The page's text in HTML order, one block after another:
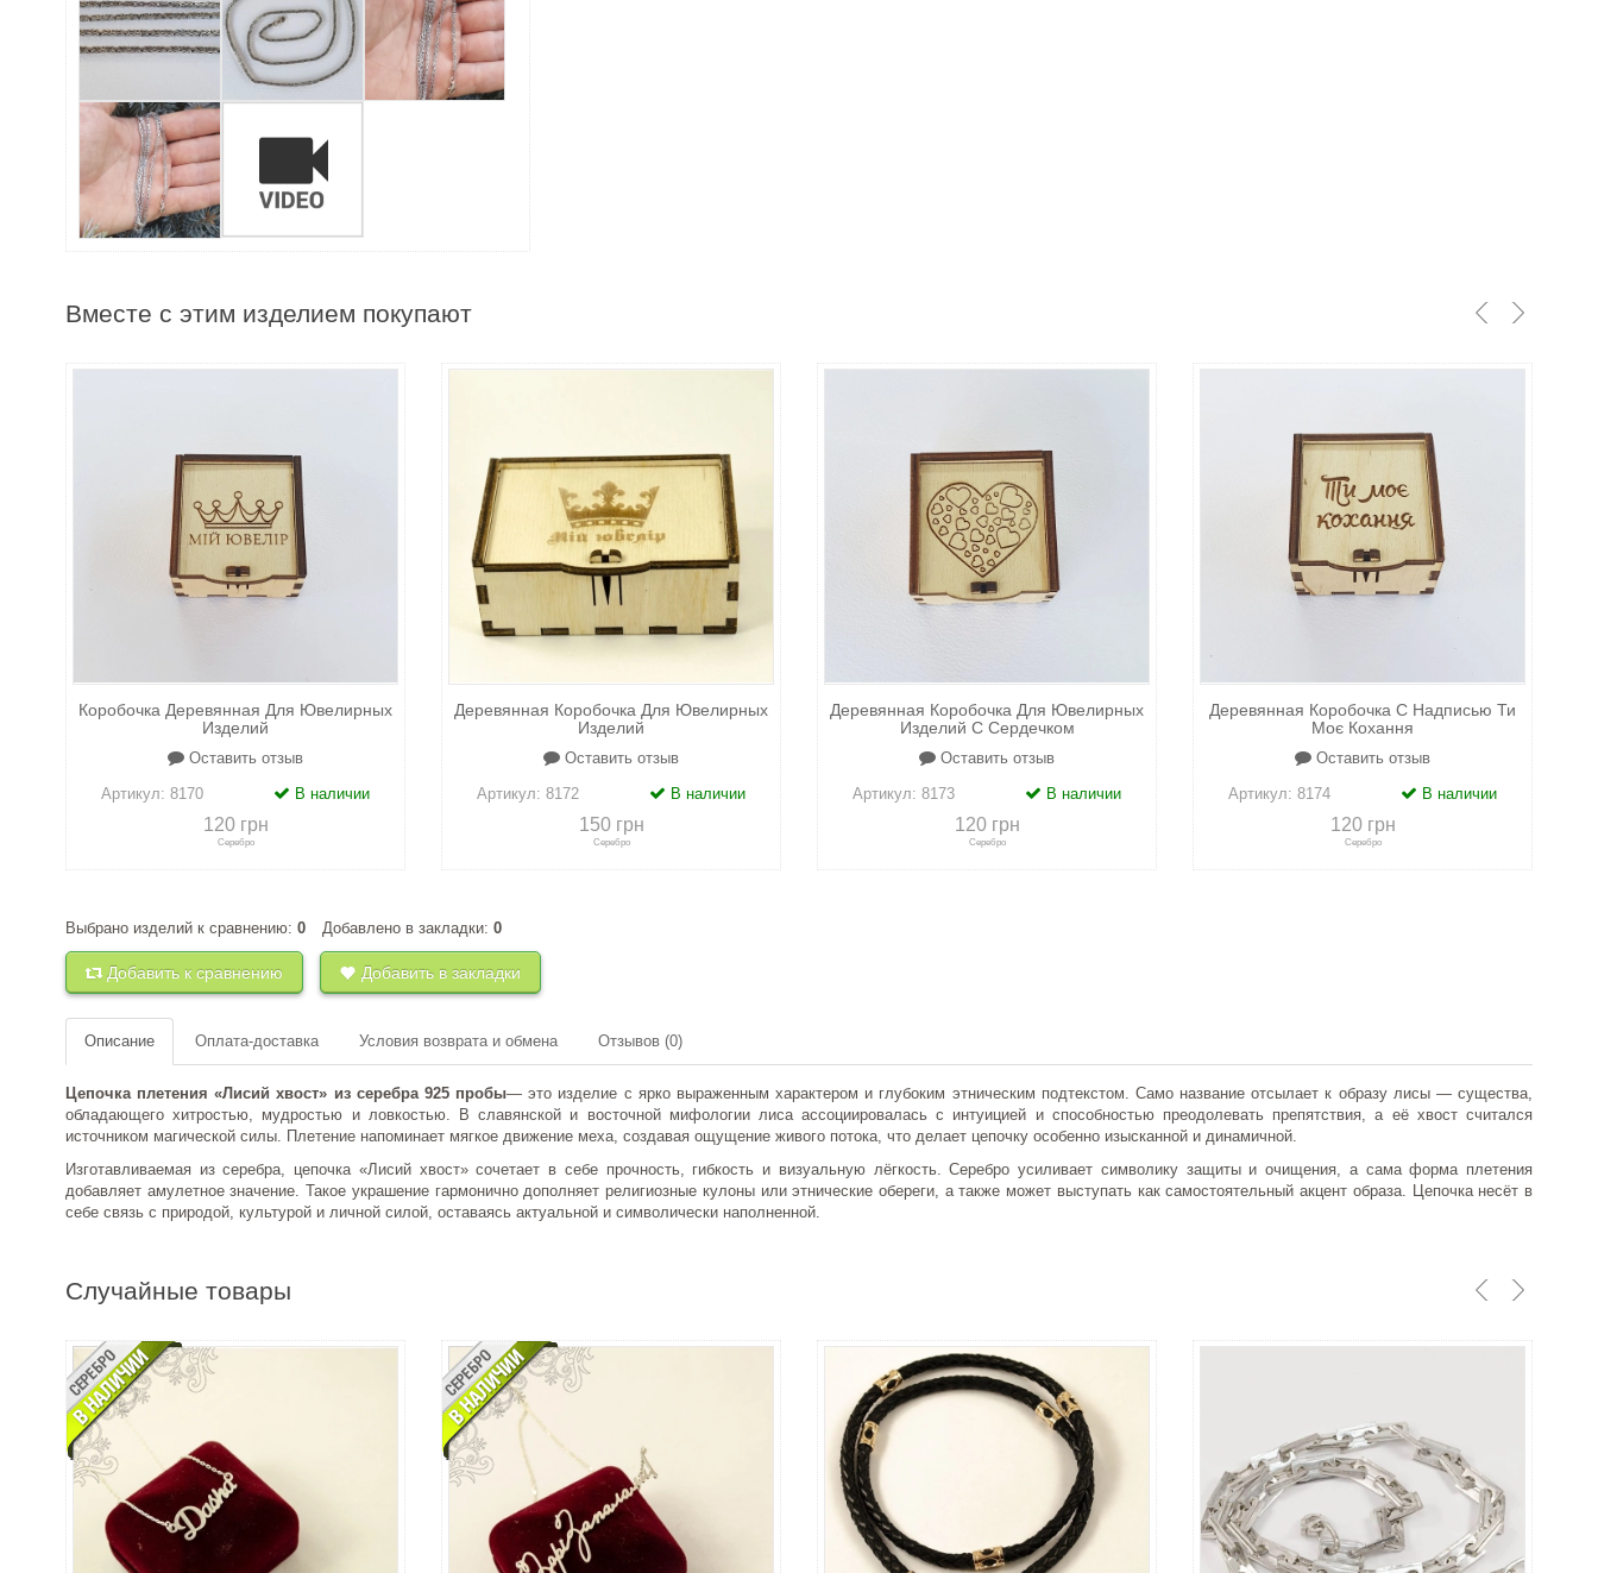
Вместе с этим изделием покупают
Коробочка Деревянная Для Ювелирных
Изделий
Оставить отзыв
Артикул:8170 В наличии
120 грн
Серебро
+к сравнению +в закладки
Деревянная Коробочка Для Ювелирных
Изделий
Оставить отзыв
Артикул:8172 В наличии
150 грн
Серебро
Деревянная Коробочка Для Ювелирных
Изделий С Сердечком
Оставить отзыв
Артикул:8173 В наличии
120 грн
Серебро
Деревянная Коробочка С Надписью Ти
Моє Кохання
Оставить отзыв
Артикул:8174 В наличии
120 грн
Серебро
Выбрано изделий к сравнению: 0 Добавлено в закладки: 0
Добавить к сравнению Добавить в закладки
Описание Оплата-доставка Условия возврата и обмена Отзывов (0)
Цепочка плетения «Лисий хвост» из серебра 925 пробы— это изделие с ярко выраженным характером и глубоким этническим подтекстом. Само название отсылает к образу лисы — существа,
обладающего хитростью, мудростью и ловкостью. В славянской и восточной мифологии лиса ассоциировалась с интуицией и способностью преодолевать препятствия, а её хвост считался
источником магической силы. Плетение напоминает мягкое движение меха, создавая ощущение живого потока, что делает цепочку особенно изысканной и динамичной.
Изготавливаемая из серебра, цепочка «Лисий хвост» сочетает в себе прочность, гибкость и визуальную лёгкость. Серебро усиливает символику защиты и очищения, а сама форма плетения
добавляет амулетное значение. Такое украшение гармонично дополняет религиозные кулоны или этнические обереги, а также может выступать как самостоятельный акцент образа. Цепочка несёт в
себе связь с природой, культурой и личной силой, оставаясь актуальной и символически наполненной.
Случайные товары